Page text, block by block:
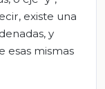
existe una
y
esas mismas